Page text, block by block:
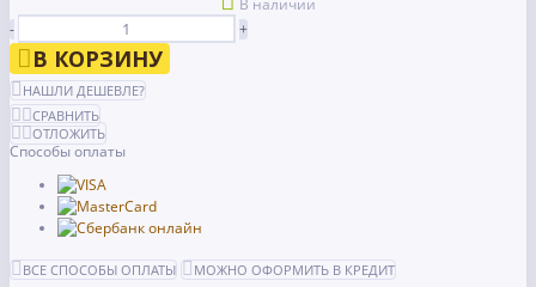
В наличии
-
+
В КОРЗИНУ
НАШЛИ ДЕШЕВЛЕ?
СРАВНИТЬ
ОТЛОЖИТЬ
Способы оплаты
ВСЕ СПОСОБЫ ОПЛАТЫ МОЖНО ОФОРМИТЬ В КРЕДИТ